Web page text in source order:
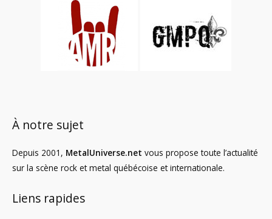
À notre sujet
Depuis 2001, MetalUniverse.net vous propose toute l’actualité
sur la scène rock et metal québécoise et internationale.
Liens rapides